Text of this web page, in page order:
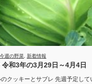
今週の野菜 新着情報
和3年の3月29日～4月4日
クッキーとサブレ 先週予定し